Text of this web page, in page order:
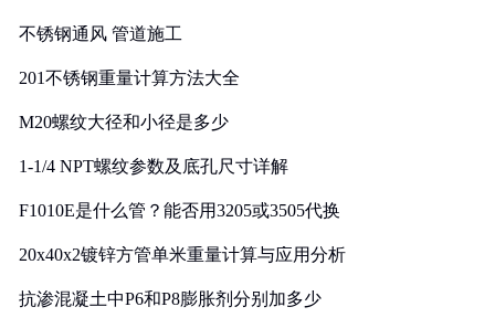
不锈钢通风 管道施工
201不锈钢重量计算方法大全
M20螺纹大径和小径是多少
1-1/4 NPT螺纹参数及底孔尺寸详解
F1010E是什么管？能否用3205或3505代换
20x40x2镀锌方管单米重量计算与应用分析
抗渗混凝土中P6和P8膨胀剂分别加多少